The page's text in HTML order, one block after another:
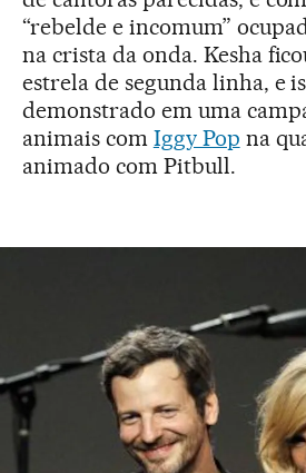
“rebelde e incomum”
na crista da onda. Kesha
estrela de segunda linha, e
demonstrado em uma
animais com Iggy Pop na
animado com Pitbull.